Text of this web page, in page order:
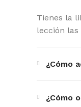
Tienes la
lección las
¿Cómo
¿Cómo